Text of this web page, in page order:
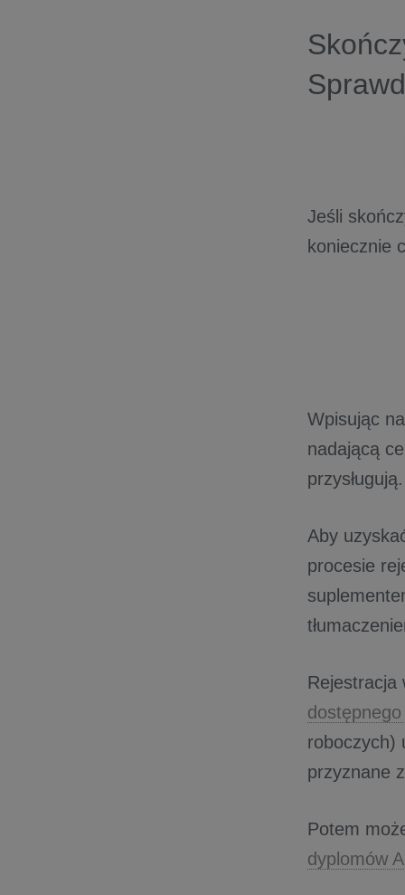
Jeśli
koniecznie
Wpisując
nadającą
przysługują.
Aby
procesie
Rejestracja
roboczych)
przyznane
Potem
dyplomów